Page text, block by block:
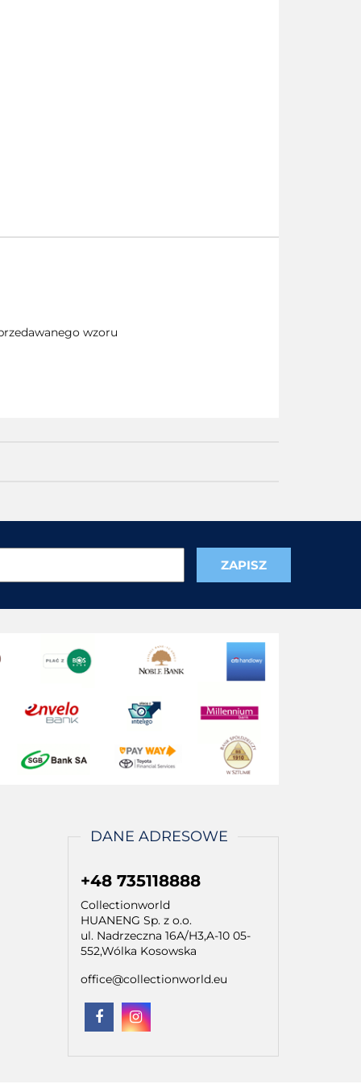
wzoru
DANE ADRESOWE
+48 735118888
Collectionworld
HUANENG Sp. z o.o.
ul. Nadrzeczna 16A/H3,A-10 05-
552,Wólka Kosowska
office@collectionworld.eu